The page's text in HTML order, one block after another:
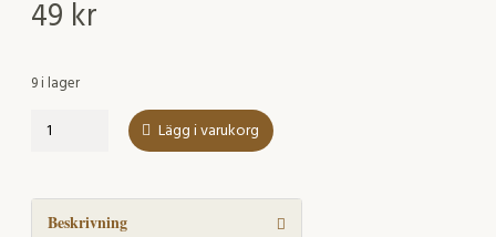
49 kr
9 i lager
Intelligentsia
interim
mängd
Lägg i varukorg
Beskrivning